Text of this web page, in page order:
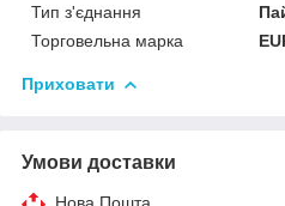
Тип з'єднання
Торговельна марка
Приховати
Умови доставки
Нова Пошта